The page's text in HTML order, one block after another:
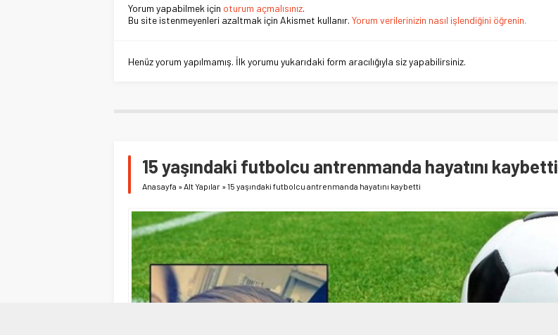
Yorum yapabilmek için oturum açmalısınız.
Bu site istenmeyenleri azaltmak için Akismet kullanır. Yorum verilerinizin nasıl işlendiğini öğrenin.
Henüz yorum yapılmamış. İlk yorumu yukarıdaki form aracılığıyla siz yapabilirsiniz.
15 yaşındaki futbolcu antrenmanda hayatını kaybetti
Anasayfa »Alt Yapılar »15 yaşındaki futbolcu antrenmanda hayatını kaybetti